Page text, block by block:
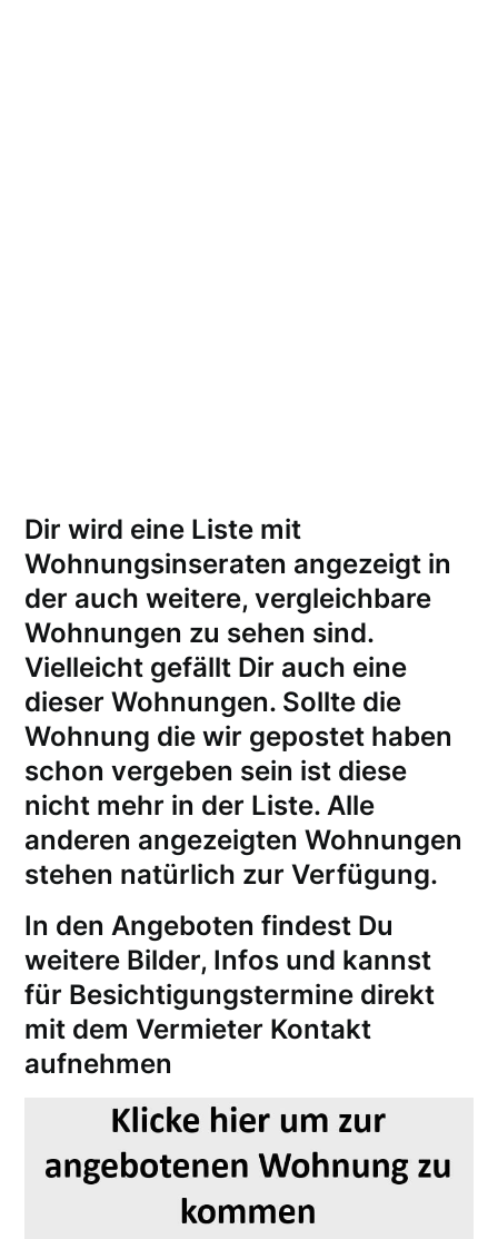
Dir wird eine Liste mit
Wohnungsinseraten angezeigt in
der auch weitere, vergleichbare
Wohnungen zu sehen sind.
Vielleicht gefällt Dir auch eine
dieser Wohnungen. Sollte die
Wohnung die wir gepostet haben
schon vergeben sein ist diese
nicht mehr in der Liste. Alle
anderen angezeigten Wohnungen
stehen natürlich zur Verfügung.
In den Angeboten findest Du
weitere Bilder, Infos und kannst
für Besichtigungstermine direkt
mit dem Vermieter Kontakt
aufnehmen